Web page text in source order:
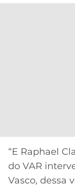
“E Raphael
do VAR
Vasco, dessa